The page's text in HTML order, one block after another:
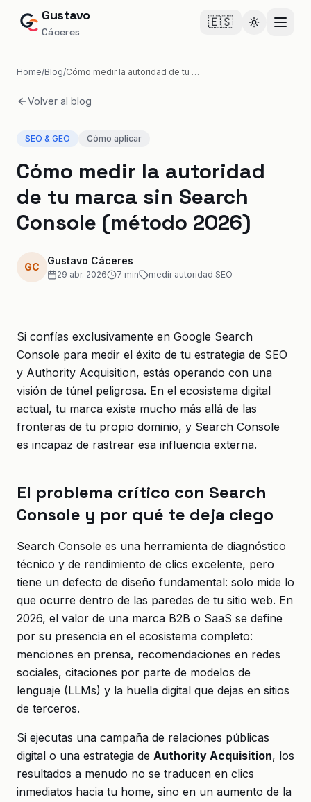
Gustavo
Cáceres
🇪🇸 Cambiar
Home/Blog/ Cómo medir la autoridad de tu marca sin Search Console (método 2026)
Volver al blog
SEO & GEO Cómo aplicar
Cómo medir la autoridad
de tu marca sin Search
Console (método 2026)
GC
Gustavo Cáceres
29 abr. 2026 7 min medir autoridad SEO
Si confías exclusivamente en Google Search
Console para medir el éxito de tu estrategia de SEO
y Authority Acquisition, estás operando con una
visión de túnel peligrosa. En el ecosistema digital
actual, tu marca existe mucho más allá de las
fronteras de tu propio dominio, y Search Console
es incapaz de rastrear esa influencia externa.
El problema crítico con Search
Console y por qué te deja ciego
Search Console es una herramienta de diagnóstico
técnico y de rendimiento de clics excelente, pero
tiene un defecto de diseño fundamental: solo mide lo
que ocurre dentro de las paredes de tu sitio web. En
2026, el valor de una marca B2B o SaaS se define
por su presencia en el ecosistema completo:
menciones en prensa, recomendaciones en redes
sociales, citaciones por parte de modelos de
lenguaje (LLMs) y la huella digital que dejas en sitios
de terceros.
Si ejecutas una campaña de relaciones públicas
digital o una estrategia de Authority Acquisition, los
resultados a menudo no se traducen en clics
inmediatos hacia tu home, sino en un aumento de la